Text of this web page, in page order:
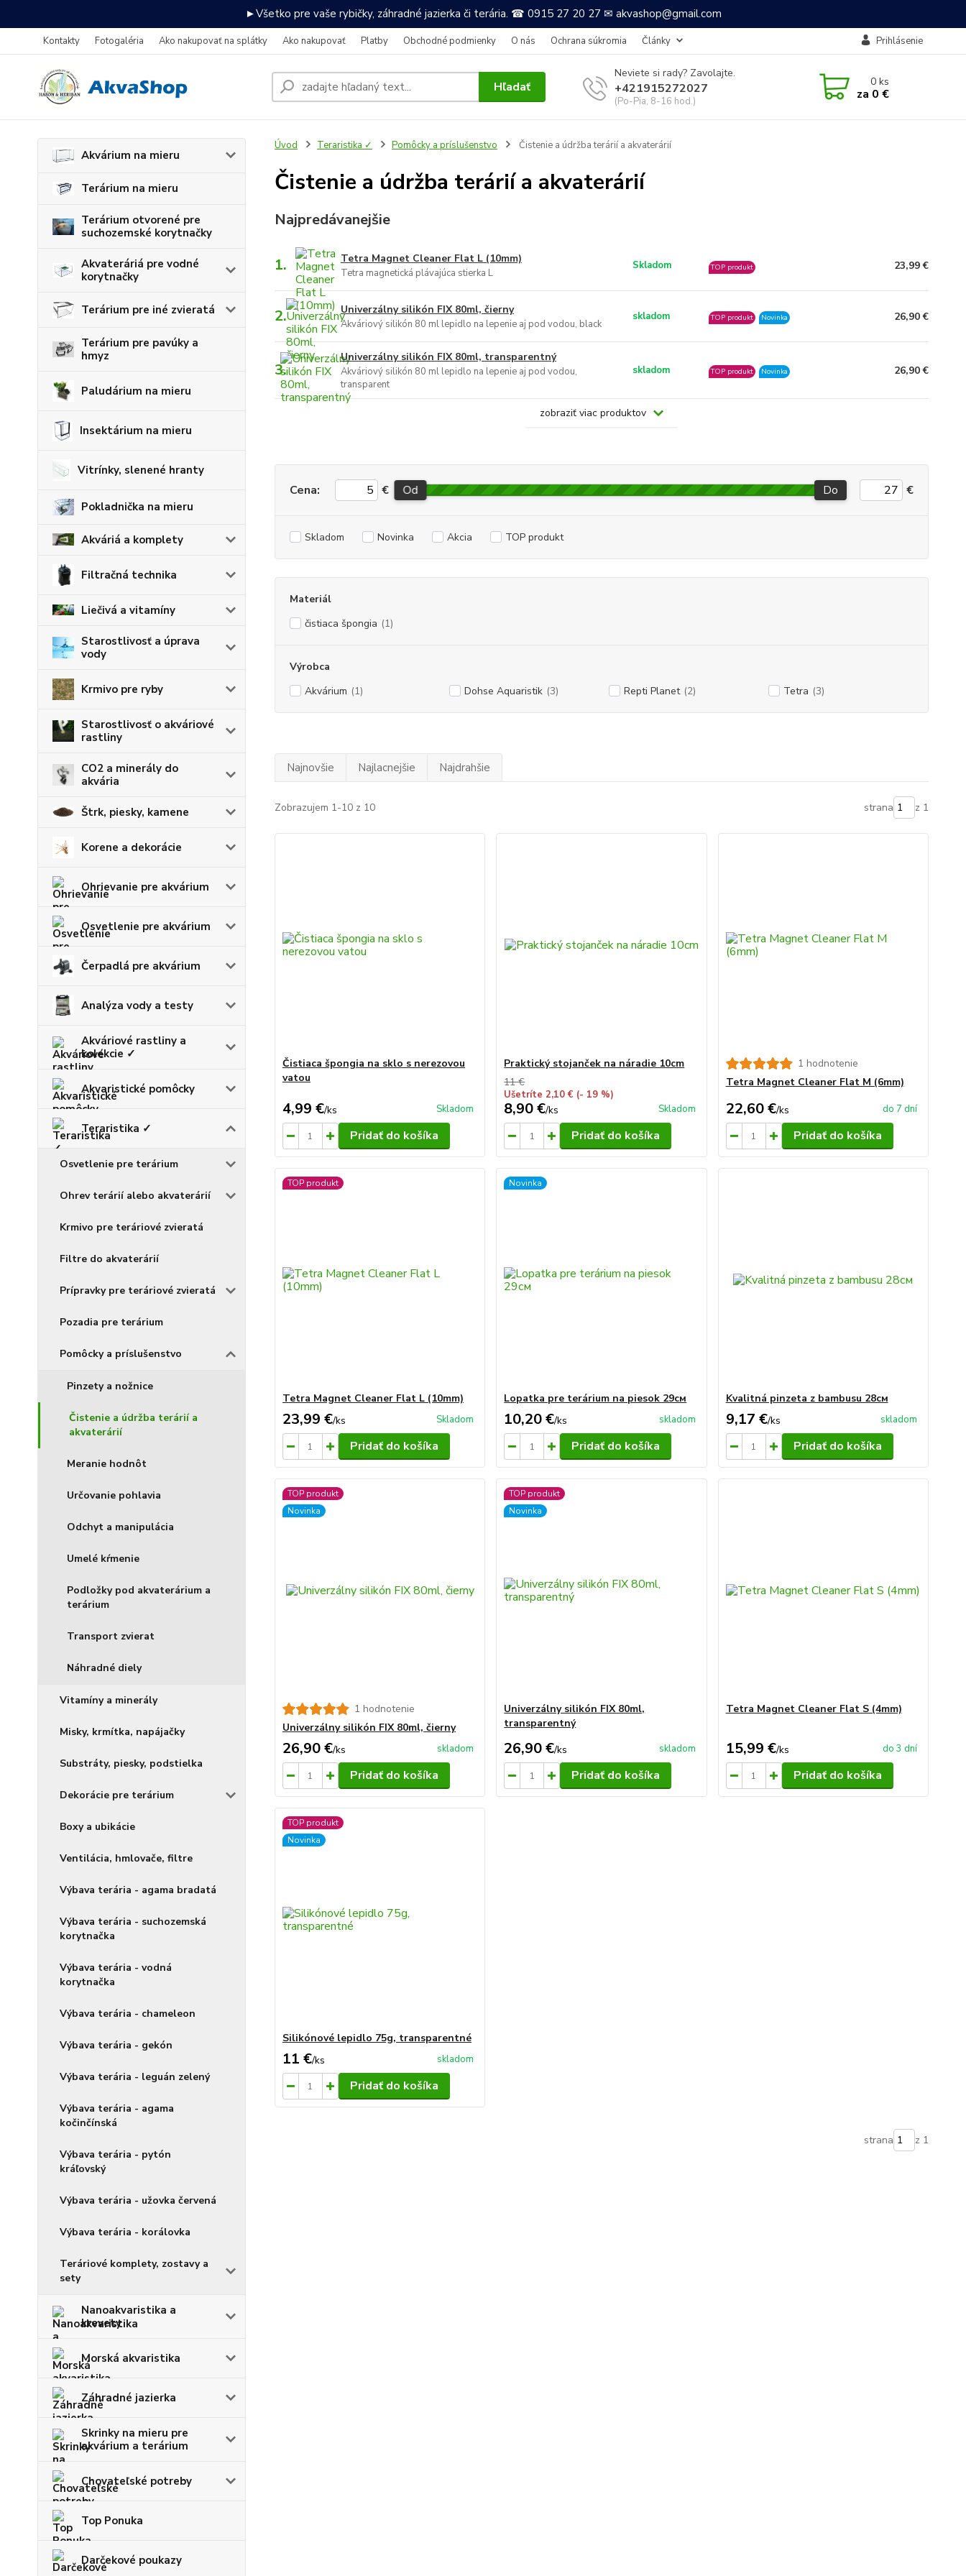
►Všetko pre vaše rybičky, záhradné jazierka či terária. ☎ 0915 27 20 27 ✉ akvashop@gmail.com
Kontakty Fotogaléria Ako nakupovať na splátky Ako nakupovať Platby Obchodné podmienky O nás Ochrana súkromia Články Prihlásenie
Hľadať
Neviete si rady? Zavolajte.
+421915272027
(Po-Pia, 8-16 hod.)
0ks
za 0 €
Akvárium na mieru
Terárium na mieru
Terárium otvorené pre
suchozemské korytnačky
Akvateráriá pre vodné
korytnačky
Terárium pre iné zvieratá
Terárium pre pavúky a
hmyz
Paludárium na mieru
Insektárium na mieru
Vitrínky, slenené hranty
Pokladnička na mieru
Akváriá a komplety
Filtračná technika
Liečivá a vitamíny
Starostlivosť a úprava
vody
Krmivo pre ryby
Starostlivosť o akváriové
rastliny
CO2 a minerály do
akvária
Štrk, piesky, kamene
Korene a dekorácie
Ohrievanie pre akvárium
Osvetlenie pre akvárium
Čerpadlá pre akvárium
Analýza vody a testy
Akváriové rastliny a
kolekcie ✓
Akvaristické pomôcky
Teraristika ✓
Osvetlenie pre terárium
Ohrev terárií alebo akvaterárií
Krmivo pre teráriové zvieratá
Filtre do akvaterárií
Prípravky pre teráriové zvieratá
Pozadia pre terárium
Pomôcky a príslušenstvo
Pinzety a nožnice
Čistenie a údržba terárií a
akvaterárií
Meranie hodnôt
Určovanie pohlavia
Odchyt a manipulácia
Umelé kŕmenie
Podložky pod akvaterárium a
terárium
Transport zvierat
Náhradné diely
Vitamíny a minerály
Misky, krmítka, napájačky
Substráty, piesky, podstielka
Dekorácie pre terárium
Boxy a ubikácie
Ventilácia, hmlovače, filtre
Výbava terária - agama bradatá
Výbava terária - suchozemská
korytnačka
Výbava terária - vodná
korytnačka
Výbava terária - chameleon
Výbava terária - gekón
Výbava terária - leguán zelený
Výbava terária - agama
kočinčínská
Výbava terária - pytón
kráľovský
Výbava terária - užovka červená
Výbava terária - korálovka
Teráriové komplety, zostavy a
sety
Nanoakvaristika a
krevety
Morská akvaristika
Záhradné jazierka
Skrinky na mieru pre
akvárium a terárium
Chovateľské potreby
Top Ponuka
Darčekové poukazy
Úvod Teraristika ✓ Pomôcky a príslušenstvo Čistenie a údržba terárií a akvaterárií
Čistenie a údržba terárií a akvaterárií
Najpredávanejšie
1. Tetra Magnet Cleaner Flat L (10mm)
Tetra magnetická plávajúca stierka L
Skladom TOP produkt 23,99 €
2. Univerzálny silikón FIX 80ml, čierny
Akváriový silikón 80 ml lepidlo na lepenie aj pod vodou, black
skladom TOP produkt Novinka 26,90 €
3.
Univerzálny silikón FIX 80ml, transparentný
Akváriový silikón 80 ml lepidlo na lepenie aj pod vodou,
transparent
skladom TOP produkt Novinka 26,90 €
zobraziť viac produktov
Cena: € Od Do €
Skladom Novinka Akcia TOP produkt
Materiál
čistiaca špongia (1)
Výrobca
Akvárium (1) Dohse Aquaristik (3) Repti Planet (2) Tetra (3)
Najnovšie Najlacnejšie Najdrahšie
Zobrazujem 1-10 z 10 strana z 1
Čistiaca špongia na sklo s nerezovou
vatou
4,99 €/ks Skladom
Pridať do košíka
Praktický stojanček na náradie 10cm
11 €
Ušetríte 2,10 € (- 19 %)
8,90 €/ks Skladom
Pridať do košíka
1 hodnotenie
Tetra Magnet Cleaner Flat M (6mm)
22,60 €/ks do 7 dní
Pridať do košíka
TOP produkt
Tetra Magnet Cleaner Flat L (10mm)
23,99 €/ks Skladom
Pridať do košíka
Novinka
Lopatka pre terárium na piesok 29см
10,20 €/ks skladom
Pridať do košíka
Kvalitná pinzeta z bambusu 28см
9,17 €/ks skladom
Pridať do košíka
TOP produkt
Novinka
1 hodnotenie
Univerzálny silikón FIX 80ml, čierny
26,90 €/ks skladom
Pridať do košíka
TOP produkt
Novinka
Univerzálny silikón FIX 80ml,
transparentný
26,90 €/ks skladom
Pridať do košíka
Tetra Magnet Cleaner Flat S (4mm)
15,99 €/ks do 3 dní
Pridať do košíka
TOP produkt
Novinka
Silikónové lepidlo 75g, transparentné
11 €/ks skladom
Pridať do košíka
strana z 1